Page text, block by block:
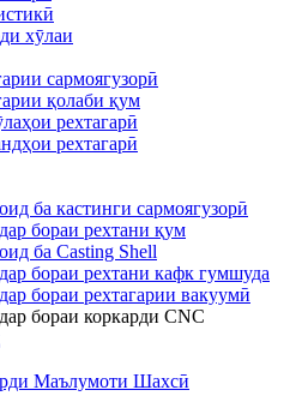
хӯлаи
сармоягузорӣ
қолаби қум
рехтагарӣ
рехтагарӣ
ба кастинги сармоягузорӣ
бораи рехтани қум
ба Casting Shell
бораи рехтани кафк гумшуда
бораи рехтагарии вакуумӣ
бораи коркарди CNC
Маълумоти Шахсӣ